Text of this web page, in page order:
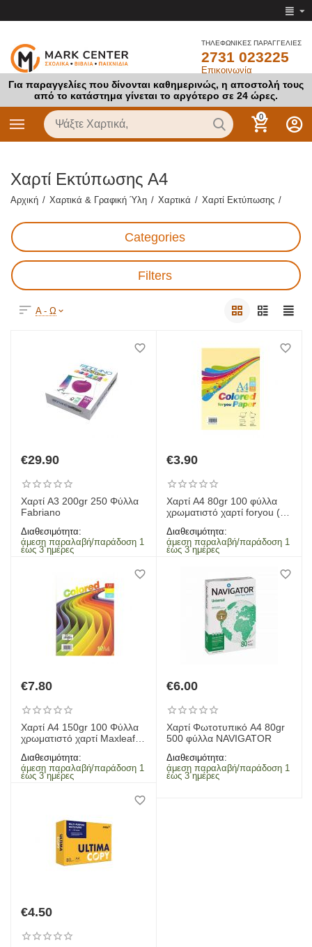
ΤΗΛΕΦΩΝΙΚΕΣ ΠΑΡΑΓΓΕΛΙΕΣ
2731 023225
Επικοινωνία
Για παραγγελίες που δίνονται καθημερινώς, η αποστολή τους
από το κατάστημα γίνεται το αργότερο σε 24 ώρες.
0
Χαρτί Εκτύπωσης Α4
Αρχική / Χαρτικά & Γραφική Ύλη / Χαρτικά / Χαρτί Εκτύπωσης /
Categories
Filters
Α - Ω
€29.90
Χαρτί Α3 200gr 250 Φύλλα
Fabriano
Διαθεσιμότητα:
άμεση παραλαβή/παράδοση 1
έως 3 ημέρες
€3.90
Χαρτί Α4 80gr 100 φύλλα
χρωματιστό χαρτί foryou (10
Διαθεσιμότητα:
άμεση παραλαβή/παράδοση 1
έως 3 ημέρες
€7.80
Χαρτί Α4 150gr 100 Φύλλα
χρωματιστό χαρτί Maxleaf
Διαθεσιμότητα:
άμεση παραλαβή/παράδοση 1
έως 3 ημέρες
€6.00
Χαρτί Φωτοτυπικό Α4 80gr
500 φύλλα NAVIGATOR
Διαθεσιμότητα:
άμεση παραλαβή/παράδοση 1
έως 3 ημέρες
€4.50